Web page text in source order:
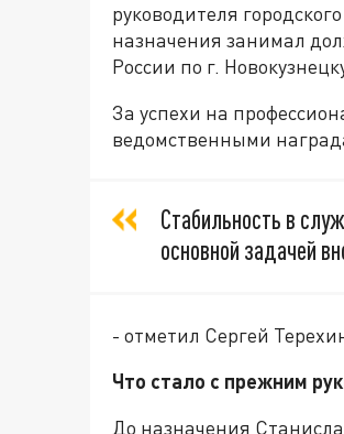
руководителя
назначения занимал
России по г.
За успехи на
ведомственными
Стабильность в
основной задачей
- отметил Сергей
Что стало с прежним
До назначения